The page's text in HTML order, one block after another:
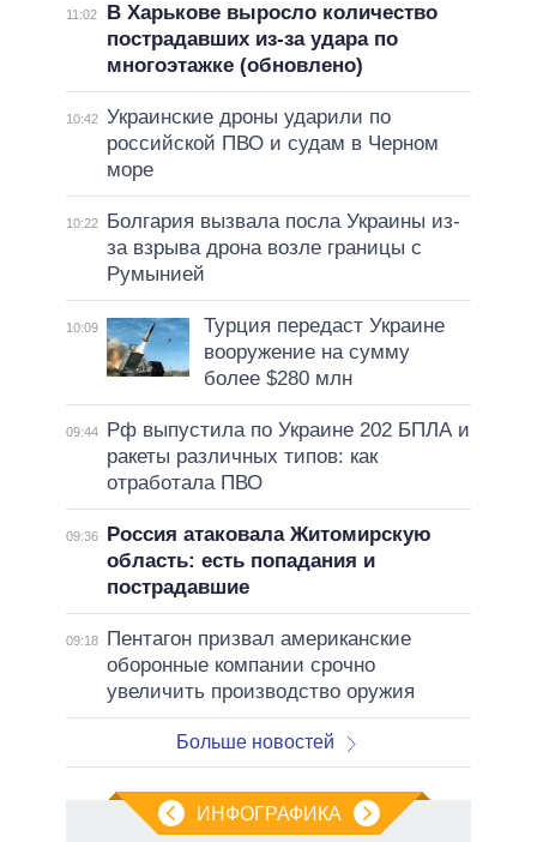
11:02
В Харькове выросло количество
пострадавших из-за удара по
многоэтажке (обновлено)
10:42 Украинские дроны ударили по
российской ПВО и судам в Черном
море
10:22
Болгария вызвала посла Украины из-
за взрыва дрона возле границы с
Румынией
10:09
Турция передаст Украине
вооружение на сумму
более $280 млн
09:44
Рф выпустила по Украине 202 БПЛА и
ракеты различных типов: как
отработала ПВО
09:36
Россия атаковала Житомирскую
область: есть попадания и
пострадавшие
09:18
Пентагон призвал американские
оборонные компании срочно
увеличить производство оружия
Больше новостей
ИНФОГРАФИКА